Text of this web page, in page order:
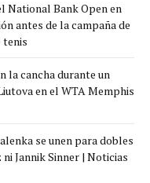
National Bank Open en
antes de la campaña de
tenis
la cancha durante un
en el WTA Memphis
se unen para dobles
Jannik Sinner | Noticias